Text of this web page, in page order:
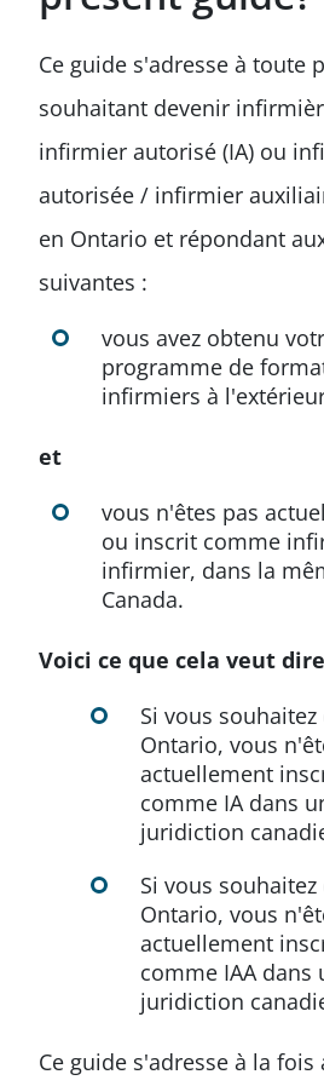
Ce guide s'adresse à toute
souhaitant devenir
infirmier autorisé (IA) ou
autorisée / infirmier
en Ontario et répondant
suivantes :
vous avez obtenu
programme de
infirmiers à
et
vous n'êtes pas
ou inscrit comme
infirmier, dans la
Canada.
Voici ce que cela veut
Si vous
Ontario, vous
actuellement
comme IA dans
juridiction
Si vous
Ontario, vous
actuellement
comme IAA dans
juridiction
Ce guide s'adresse à la fois